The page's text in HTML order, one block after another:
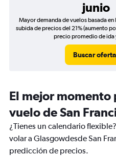
junio
Mayor demanda de vuelos basada en
subida de precios del 21% (aumento
precio promedio de ida
Buscar
El mejor momento
vuelo de San
¿Tienes un calendario
volar a Glasgowdesde San
predicción de precios.